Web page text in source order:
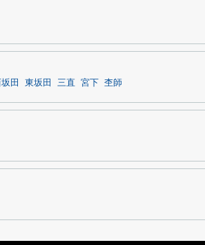
田 東坂田 三直 宮下 杢師